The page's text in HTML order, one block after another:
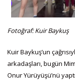
Fotoğraf: Kuir Baykuş
Kuir Baykuş’un
arkadaşları, bugün
Onur Yürüyüşü’nü